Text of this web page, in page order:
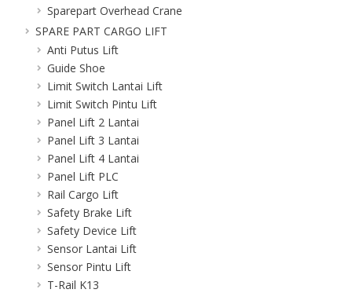
Sparepart Overhead Crane
SPARE PART CARGO LIFT
Anti Putus Lift
Guide Shoe
Limit Switch Lantai Lift
Limit Switch Pintu Lift
Panel Lift 2 Lantai
Panel Lift 3 Lantai
Panel Lift 4 Lantai
Panel Lift PLC
Rail Cargo Lift
Safety Brake Lift
Safety Device Lift
Sensor Lantai Lift
Sensor Pintu Lift
T-Rail K13